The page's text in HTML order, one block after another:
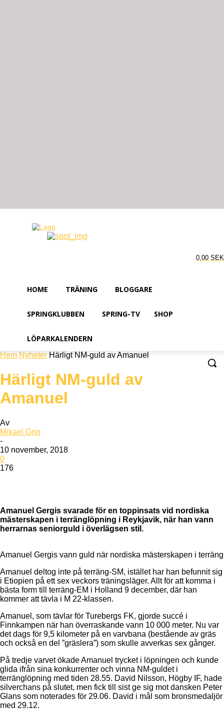
0,00 SEK
HOME TRÄNING BLOGGARE
SPRINGKLUBBEN SPRING-TV SHOP
LÖPARKALENDERN
Hem Nyheter Härligt NM-guld av Amanuel
Härligt NM-guld av
Amanuel
Av
Mikael Grip
-
10 november, 2018
0
176
Amanuel Gergis svarade för en toppinsats vid nordiska
mästerskapen i terränglöpning i Reykjavik, när han vann
herrarnas seniorguld i överlägsen stil.
Amanuel Gergis vann guld när nordiska mästerskapen i
Amanuel deltog inte på terräng-SM, istället har han befunnit sig
i Etiopien på ett sex veckors träningsläger. Allt för att komma i
bästa form till terräng-EM i Holland 9 december, där han
kommer att tävla i M 22-klassen.
Amanuel, som tävlar för Turebergs FK, gjorde succé i
Finnkampen när han överraskande vann 10 000 meter. Nu var
det dags för 9,5 kilometer på en varvbana (bestående av gräs
och också en del ”gräslera”) som skulle avverkas sex gånger.
På tredje varvet ökade Amanuel trycket i löpningen och kunde
glida ifrån sina konkurrenter och vinna NM-guldet i
terränglöpning med tiden 28.55. David Nilsson, Högby IF, hade
silverchans på slutet, men fick till sist ge sig mot dansken Peter
Glans som noterades för 29.06. David i mål som bronsmedaljör
med 29.12.